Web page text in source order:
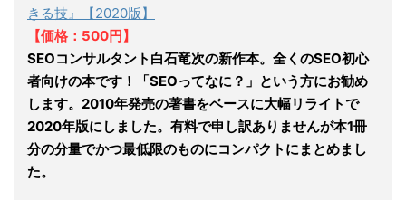
きる技』【2020版】
【価格：500円】
SEOコンサルタント白石竜次の新作本。全くのSEO初心
者向けの本です！「SEOってなに？」という方にお勧め
します。2010年発売の著書をベースに大幅リライトで
2020年版にしました。有料で申し訳ありませんが本1冊
分の分量でかつ最低限のものにコンパクトにまとめまし
た。